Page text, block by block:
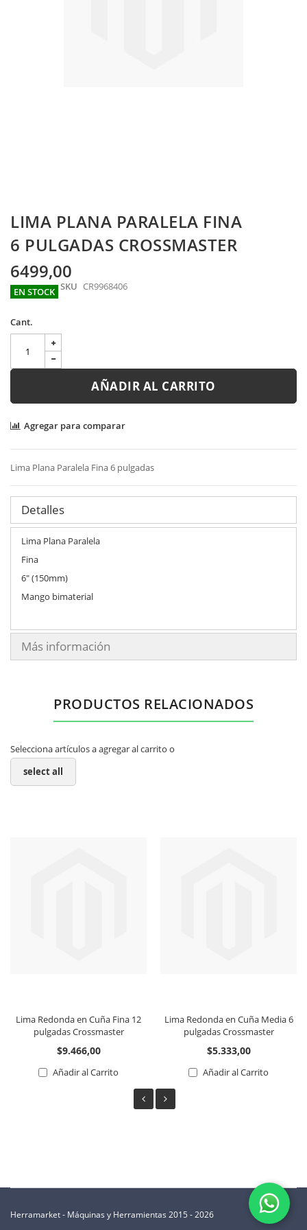
Skip
to
the
beginning
of
the
images
gallery
LIMA PLANA PARALELA FINA
6 PULGADAS CROSSMASTER
6499,00
EN STOCK SKU CR9968406
Cant.
AÑADIR AL CARRITO
Agregar para comparar
Lima Plana Paralela Fina 6 pulgadas
Detalles
Lima Plana Paralela
Fina
6" (150mm)
Mango bimaterial
Más información
PRODUCTOS RELACIONADOS
Selecciona artículos a agregar al carrito o
select all
Lima Redonda en Cuña Fina 12
pulgadas Crossmaster
$9.466,00
Añadir al Carrito
Lima Redonda en Cuña Media 6
pulgadas Crossmaster
$5.333,00
Añadir al Carrito
Herramarket - Máquinas y Herramientas 2015 - 2026